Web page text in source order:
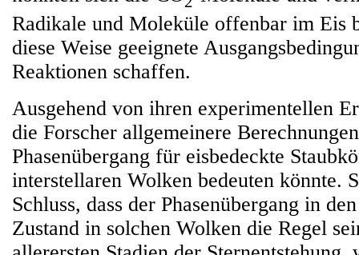
Radikale und Moleküle offenbar im Eis
diese Weise geeignete
Reaktionen schaffen.
Ausgehend von ihren experimentellen
die Forscher allgemeinere
Phasenübergang für eisbedeckte
interstellaren Wolken bedeuten könnte.
Schluss, dass der Phasenübergang in
Zustand in solchen Wolken die Regel